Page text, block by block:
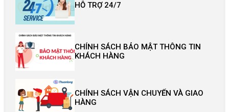
HỖ TRỢ 24/7
CHÍNH SÁCH BẢO MẬT THÔNG TIN
KHÁCH HÀNG
CHÍNH SÁCH VẬN CHUYỂN VÀ GIAO
HÀNG